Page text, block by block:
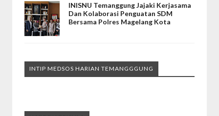
INISNU Temanggung Jajaki Kerjasama
Dan Kolaborasi Penguatan SDM
Bersama Polres Magelang Kota
INTIP MEDSOS HARIAN TEMANGGGUNG